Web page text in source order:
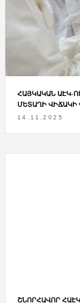
ՀԱՅԿԱԿԱՆ ԱԷԿ-
ՄԵՏԱՂԻ ՎԻՃԱԿԻ
14.11.2025
ՇՆՈՐՀԱՎՈՐ